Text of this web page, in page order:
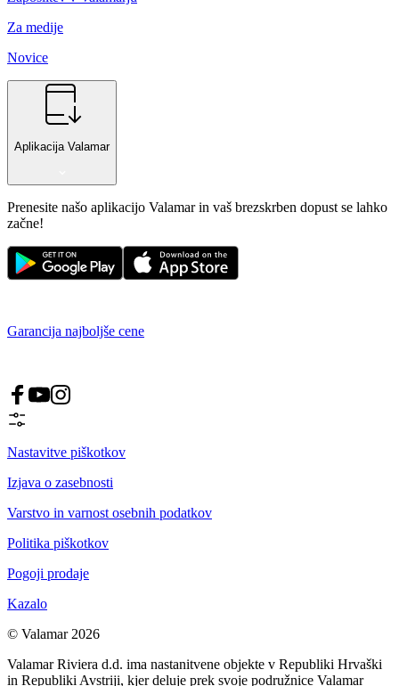
Za medije
Novice
Aplikacija Valamar
Prenesite našo aplikacijo Valamar in vaš brezskrben dopust se lahko
začne!
Garancija najboljše cene
Nastavitve piškotkov
Izjava o zasebnosti
Varstvo in varnost osebnih podatkov
Politika piškotkov
Pogoji prodaje
Kazalo
© Valamar 2026
Valamar Riviera d.d. ima nastanitvene objekte v Republiki Hrvaški
in Republiki Avstriji, kjer deluje prek svoje podružnice Valamar